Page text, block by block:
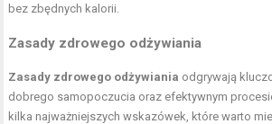
bez zbędnych kalorii.
Zasady zdrowego odżywiania
Zasady zdrowego odżywiania odgrywają
dobrego samopoczucia oraz efektywnym
kilka najważniejszych wskazówek, które warto